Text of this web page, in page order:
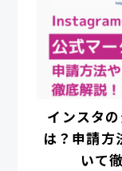
インスタ
は？申請
いて